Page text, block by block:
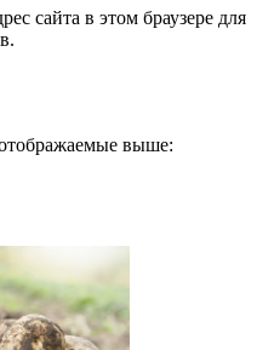
сайта в этом браузере для
выше: